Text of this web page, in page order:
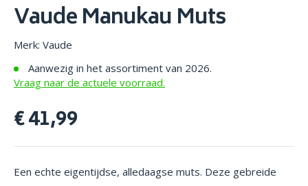
Vaude Manukau Muts
Merk: Vaude
Aanwezig in het assortiment van 2026.
Vraag naar de actuele voorraad.
€ 41,99
Een echte eigentijdse, alledaagse muts. Deze gebreide